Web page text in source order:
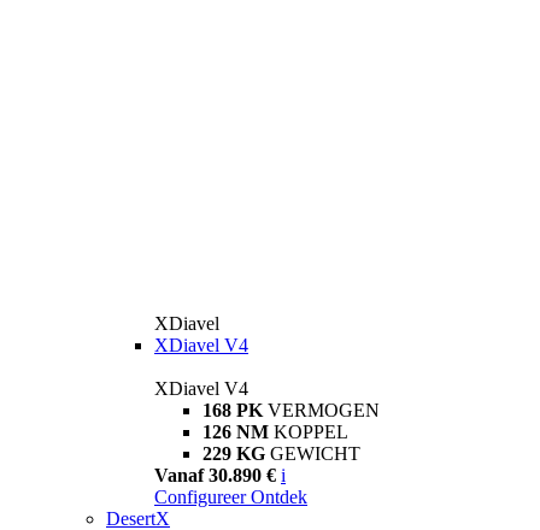
XDiavel
XDiavel V4
XDiavel V4
168 PK VERMOGEN
126 NM KOPPEL
229 KG GEWICHT
Vanaf 30.890 € i
Configureer Ontdek
DesertX